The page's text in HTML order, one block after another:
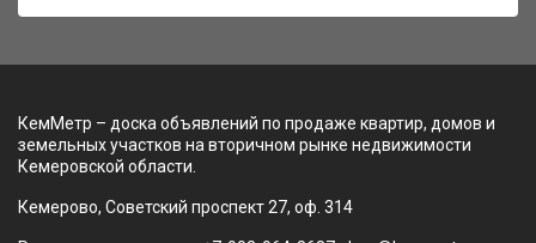
КемМетр – доска объявлений по продаже квартир, домов и
земельных участков на вторичном рынке недвижимости
Кемеровской области.
Кемерово, Советский проспект 27, оф. 314